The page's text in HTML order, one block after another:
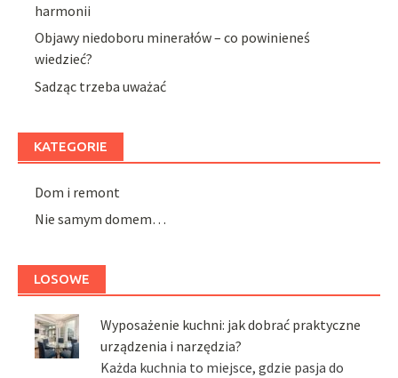
harmonii
Objawy niedoboru minerałów – co powinieneś
wiedzieć?
Sadząc trzeba uważać
KATEGORIE
Dom i remont
Nie samym domem…
LOSOWE
Wyposażenie kuchni: jak dobrać praktyczne
urządzenia i narzędzia?
Każda kuchnia to miejsce, gdzie pasja do